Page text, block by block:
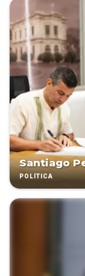
Santiago
POLÍTICA